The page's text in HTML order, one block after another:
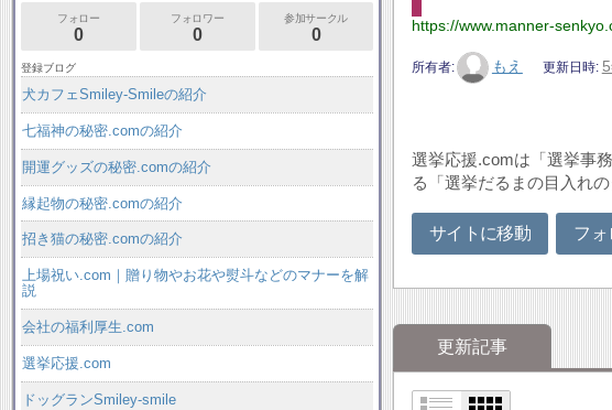
https://www.manner-
所有者 もえ 更新日時
選挙応援.comは「選挙事
る「選挙だるまの目入れ
サイトに移動 フォ
更新記事
フォロー
0
フォロワー
0
参加サークル
0
登録ブログ
犬カフェSmiley-Smileの紹介
七福神の秘密.comの紹介
開運グッズの秘密.comの紹介
縁起物の秘密.comの紹介
招き猫の秘密.comの紹介
上場祝い.com｜贈り物やお花や熨斗などのマナーを解
説
会社の福利厚生.com
選挙応援.com
ドッグランSmiley-smile